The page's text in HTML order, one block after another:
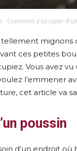
Comment s'occuper
mignons
ces petites
Vous avez
l’emmener
cet article va
poussin
d’un endroit